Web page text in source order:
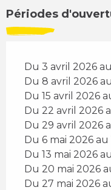
Périodes
Du 3 avril 2026
Du 8 avril 2026
Du 15 avril 2026
Du 22 avril 2026
Du 29 avril 2026
Du 6 mai 2026 au
Du 13 mai 2026
Du 20 mai 2026
Du 27 mai 2026